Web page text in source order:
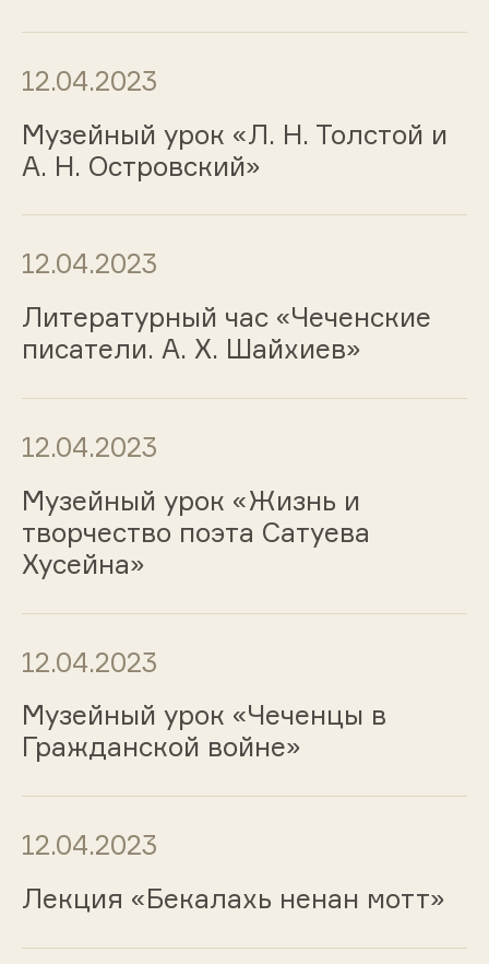
12.04.2023
Музейный урок «Л. Н. Толстой и
А. Н. Островский»
12.04.2023
Литературный час «Чеченские
писатели. А. Х. Шайхиев»
12.04.2023
Музейный урок «Жизнь и
творчество поэта Сатуева
Хусейна»
12.04.2023
Музейный урок «Чеченцы в
Гражданской войне»
12.04.2023
Лекция «Бекалахь ненан мотт»